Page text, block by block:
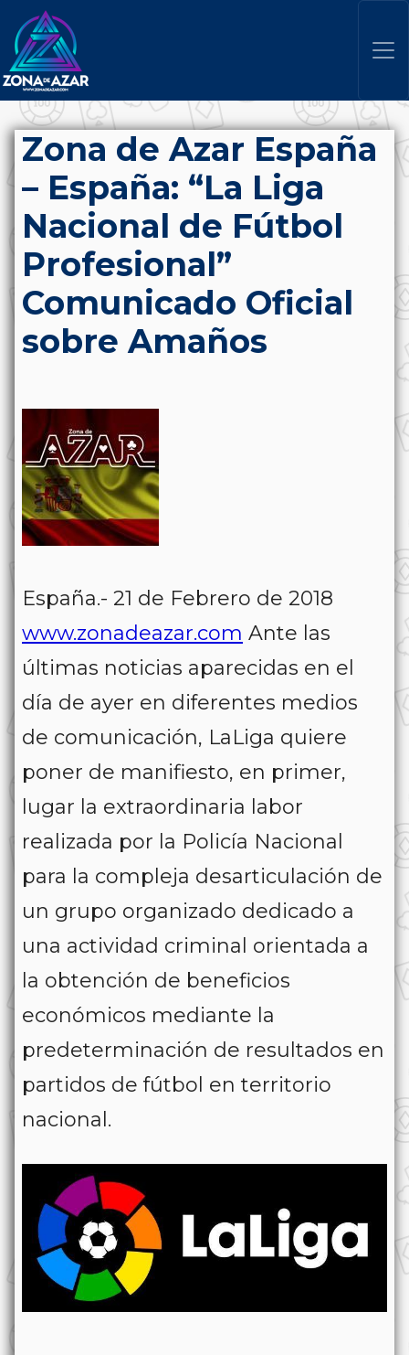
Zona de Azar España
– España: “La Liga
Nacional de Fútbol
Profesional”
Comunicado Oficial
sobre Amaños
España.- 21 de Febrero de 2018
www.zonadeazar.com Ante las
últimas noticias aparecidas en el
día de ayer en diferentes medios
de comunicación, LaLiga quiere
poner de manifiesto, en primer,
lugar la extraordinaria labor
realizada por la Policía Nacional
para la compleja desarticulación de
un grupo organizado dedicado a
una actividad criminal orientada a
la obtención de beneficios
económicos mediante la
predeterminación de resultados en
partidos de fútbol en territorio
nacional.